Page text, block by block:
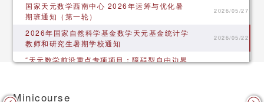
国家天元数学西南中心 2026年运筹与优化暑
期班通知（第一轮）
2026/05/27
​2026年国家自然科学基金数学天元基金统计学
教师和研究生暑期学校通知
2026/05/22
“天元数学前沿重点专项项目：障碍型自由边界
2026/05/12
师范学院召开
Minicourse